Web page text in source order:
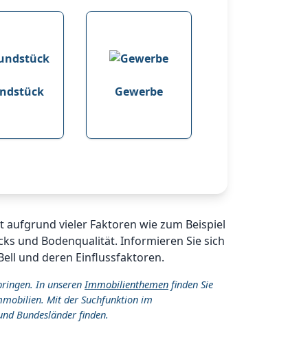
Gewerbe
aufgrund vieler Faktoren wie zum Beispiel
und Bodenqualität. Informieren Sie sich
und deren Einflussfaktoren.
In unserenImmobilienthemen finden Sie
Mit der Suchfunktion im
Bundesländer finden.